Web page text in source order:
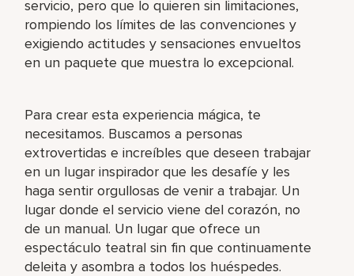
servicio, pero que lo quieren sin limitaciones,
rompiendo los límites de las convenciones y
exigiendo actitudes y sensaciones envueltos
en un paquete que muestra lo excepcional.
Para crear esta experiencia mágica, te
necesitamos. Buscamos a personas
extrovertidas e increíbles que deseen trabajar
en un lugar inspirador que les desafíe y les
haga sentir orgullosas de venir a trabajar. Un
lugar donde el servicio viene del corazón, no
de un manual. Un lugar que ofrece un
espectáculo teatral sin fin que continuamente
deleita y asombra a todos los huéspedes.